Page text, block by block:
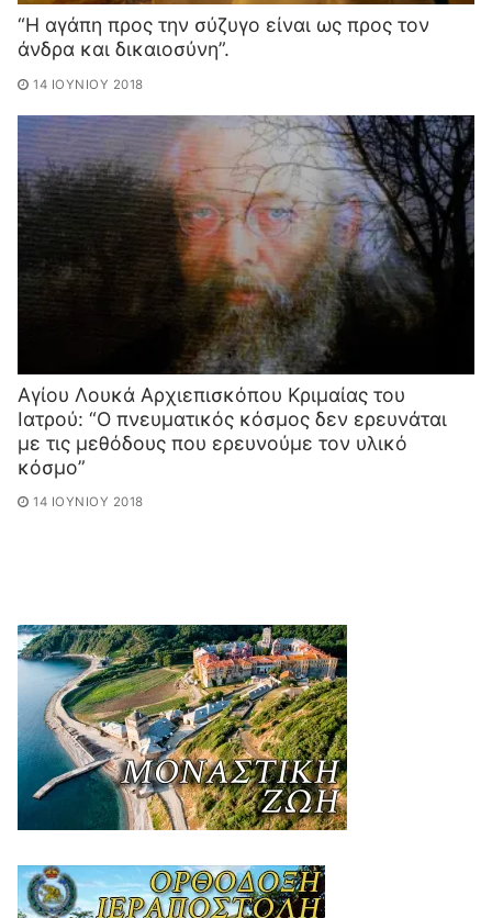
“Η αγάπη προς την σύζυγο είναι ως προς τον
άνδρα και δικαιοσύνη”.
14 ΙΟΥΝΊΟΥ 2018
Aγίου Λουκά Αρχιεπισκόπου Κριμαίας του
Ιατρού: “Ο πνευματικός κόσμος δεν ερευνάται
με τις μεθόδους που ερευνούμε τον υλικό
κόσμο”
14 ΙΟΥΝΊΟΥ 2018